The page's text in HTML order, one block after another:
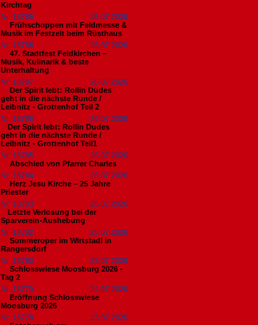
Kirchtag
Nr. 18789
26.07.2026
Frühschoppen mit Feldmesse &
Musik im Festzelt beim Rüsthaus
Nr. 18788
26.07.2026
47. Stadtfest Feldkirchen –
Musik, Kulinarik & beste
Unterhaltung
Nr. 18787
26.07.2026
Der Spirit lebt: Rollin Dudes
geht in die nächste Runde /
Leibnitz - Grottenhof Teil 2
Nr. 18786
26.07.2026
​Der Spirit lebt: Rollin Dudes
geht in die nächste Runde /
Leibnitz - Grottenhof Teil1
Nr. 18785
26.07.2026
Abschied von Pfarrer Charles
Nr. 18784
26.07.2026
Herz Jesu Kirche – 25 Jahre
Priester
Nr. 18783
25.07.2026
​Letzte Verlosung bei der
Sparverein-Aushebung
Nr. 18782
25.07.2026
Sommeroper im Wirtstadl in
Rangersdorf
Nr. 18780
25.07.2026
Schlosswiese Moosburg 2026 -
Tag 2
Nr. 18779
24.07.2026
Eröffnung Schlosswiese
Moosburg 2026
Nr. 18778
23.07.2026